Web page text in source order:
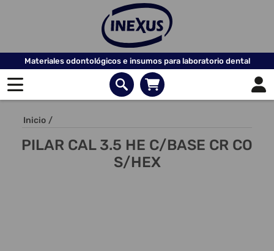
Materiales odontológicos e insumos para laboratorio dental
Inicio /
PILAR CAL 3.5 HE C/BASE CR CO
S/HEX